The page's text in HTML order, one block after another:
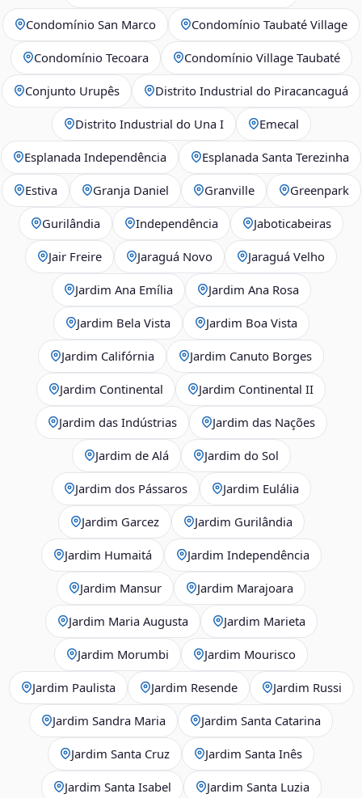
Condomínio San Marco Condomínio Taubaté Village
Condomínio Tecoara Condomínio Village Taubaté
Conjunto Urupês Distrito Industrial do Piracancaguá
Distrito Industrial do Una I Emecal
Esplanada Independência Esplanada Santa Terezinha
Estiva Granja Daniel Granville Greenpark
Gurilândia Independência Jaboticabeiras
Jair Freire Jaraguá Novo Jaraguá Velho
Jardim Ana Emília Jardim Ana Rosa
Jardim Bela Vista Jardim Boa Vista
Jardim Califórnia Jardim Canuto Borges
Jardim Continental Jardim Continental II
Jardim das Indústrias Jardim das Nações
Jardim de Alá Jardim do Sol
Jardim dos Pássaros Jardim Eulália
Jardim Garcez Jardim Gurilândia
Jardim Humaitá Jardim Independência
Jardim Mansur Jardim Marajoara
Jardim Maria Augusta Jardim Marieta
Jardim Morumbi Jardim Mourisco
Jardim Paulista Jardim Resende Jardim Russi
Jardim Sandra Maria Jardim Santa Catarina
Jardim Santa Cruz Jardim Santa Inês
Jardim Santa Isabel Jardim Santa Luzia